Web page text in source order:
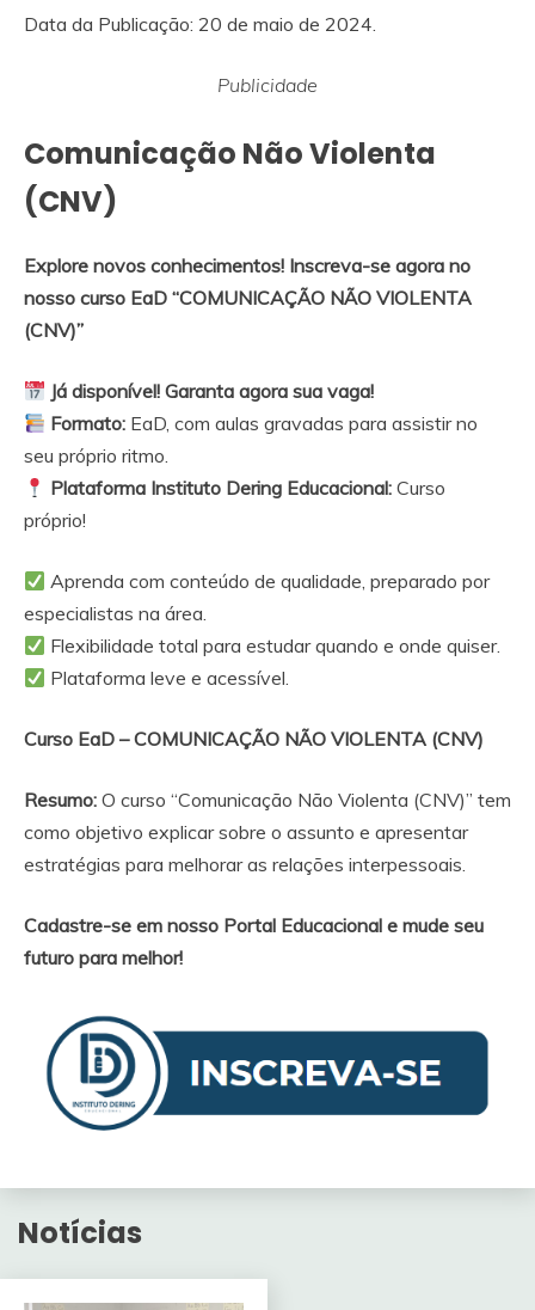
Data da Publicação: 20 de maio de 2024.
Publicidade
Comunicação Não Violenta
(CNV)
Explore novos conhecimentos! Inscreva-se agora no
nosso curso EaD “COMUNICAÇÃO NÃO VIOLENTA
(CNV)”
Já disponível! Garanta agora sua vaga!
Formato: EaD, com aulas gravadas para assistir no
seu próprio ritmo.
Plataforma Instituto Dering Educacional: Curso
próprio!
Aprenda com conteúdo de qualidade, preparado por
especialistas na área.
Flexibilidade total para estudar quando e onde quiser.
Plataforma leve e acessível.
Curso EaD –COMUNICAÇÃO NÃO VIOLENTA (CNV)
Resumo: O curso “Comunicação Não Violenta (CNV)” tem
como objetivo explicar sobre o assunto e apresentar
estratégias para melhorar as relações interpessoais.
Cadastre-se em nosso Portal Educacional e mude seu
futuro para melhor!
Notícias